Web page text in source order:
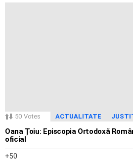
50 Votes ACTUALITATE
Oana Țoiu: Episcopia Ortodoxă
oficial
50